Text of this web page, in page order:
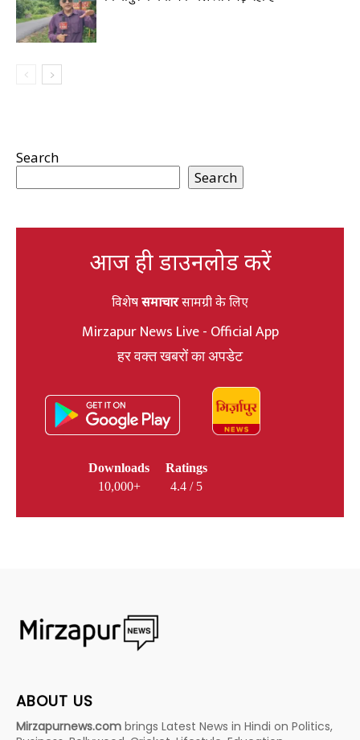
Search
Search
आज ही डाउनलोड करें
विशेषसमाचारसामग्री के लिए
Mirzapur News Live - Official App
हर वक्त खबरों का अपडेट
Downloads
10,000+
Ratings
4.4 / 5
ABOUT US
Mirzapurnews.com brings Latest News in Hindi on Politics,